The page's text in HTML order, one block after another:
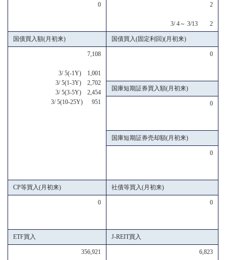
0 2
3/ 4～ 3/13 2
国債買入額(月初来) 国債買入(固定利回)(月初来)
7,108
3/ 5(-1Y) 1,001
3/ 5(1-3Y) 2,702
3/ 5(3-5Y) 2,454
3/ 5(10-25Y) 951
0
国庫短期証券買入額(月初来)
0
国庫短期証券売却額(月初来)
0
CP等買入(月初来) 社債等買入(月初来)
0 0
ETF買入 J-REIT買入
356,921 6,823